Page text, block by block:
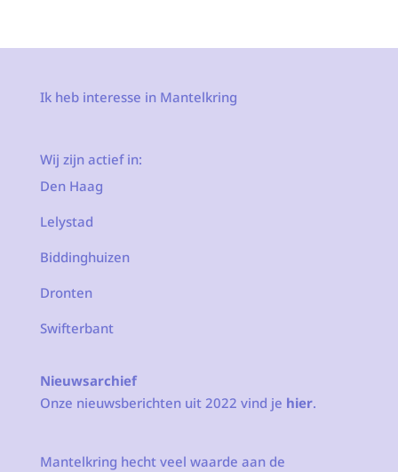
Ik heb interesse in Mantelkring
Wij zijn actief in:
Den Haag
Lelystad
Biddinghuizen
Dronten
Swifterbant
Nieuwsarchief
Onze nieuwsberichten uit 2022 vind je hier.
Mantelkring hecht veel waarde aan de